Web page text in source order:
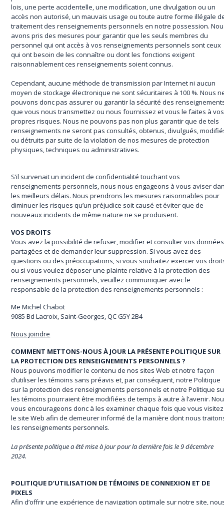
lois, une perte accidentelle, une modification, une divulgation ou un
accès non autorisé, un mauvais usage ou toute autre forme illégale
traitement des renseignements personnels en notre possession.
avons pris des mesures pour garantir que les seuls membres du
personnel qui ont accès à vos renseignements personnels sont ceux
qui ont besoin de les connaître ou dont les fonctions exigent
raisonnablement ces renseignements soient connus.
Cependant, aucune méthode de transmission par Internet ni aucun
moyen de stockage électronique ne sont sécuritaires à 100 %. Nous
pouvons donc pas assurer ou garantir la sécurité des
que vous nous transmettez ou nous fournissez et vous le faites à vos
propres risques. Nous ne pouvons pas non plus garantir que de tels
renseignements ne seront pas consultés, obtenus, divulgués,
ou détruits par suite de la violation de nos mesures de protection
physiques, techniques ou administratives.
S’il survenait un incident de confidentialité touchant vos
renseignements personnels, nous nous engageons à vous aviser
les meilleurs délais. Nous prendrons les mesures raisonnables pour
diminuer les risques qu’un préjudice soit causé et éviter que de
nouveaux incidents de même nature ne se produisent.
VOS DROITS
Vous avez la possibilité de refuser, modifier et consulter vos données
partagées et de demander leur suppression. Si vous avez des
questions ou des préoccupations, si vous souhaitez exercer vos
ou si vous voulez déposer une plainte relative à la protection des
renseignements personnels, veuillez communiquer avec le
responsable de la protection des renseignements personnels :
Me Michel Chabot
9085 Bd Lacroix, Saint-Georges, QC G5Y 2B4
Nous joindre
COMMENT METTONS-NOUS À JOUR LA PRÉSENTE POLITIQUE SUR
LA PROTECTION DES RENSEIGNEMENTS PERSONNELS ?
Nous pouvons modifier le contenu de nos sites Web et notre façon
d’utiliser les témoins sans préavis et, par conséquent, notre Politique
sur la protection des renseignements personnels et notre Politique
les témoins pourraient être modifiées de temps à autre à l’avenir.
vous encourageons donc à les examiner chaque fois que vous visitez
le site Web afin de demeurer informé de la manière dont nous
les renseignements personnels.
La présente politique a été mise à jour pour la dernière fois le 9 décembre
2024.
POLITIQUE D’UTILISATION DE TÉMOINS DE CONNEXION ET DE
PIXELS
Afin d’offrir une expérience de navigation optimale sur notre site,